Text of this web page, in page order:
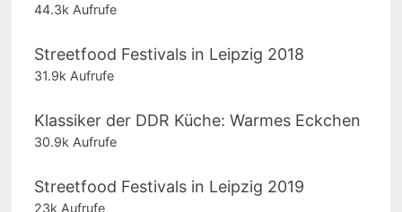
44.3k Aufrufe
Streetfood Festivals in Leipzig 2018
31.9k Aufrufe
Klassiker der DDR Küche: Warmes Eckchen
30.9k Aufrufe
Streetfood Festivals in Leipzig 2019
23k Aufrufe